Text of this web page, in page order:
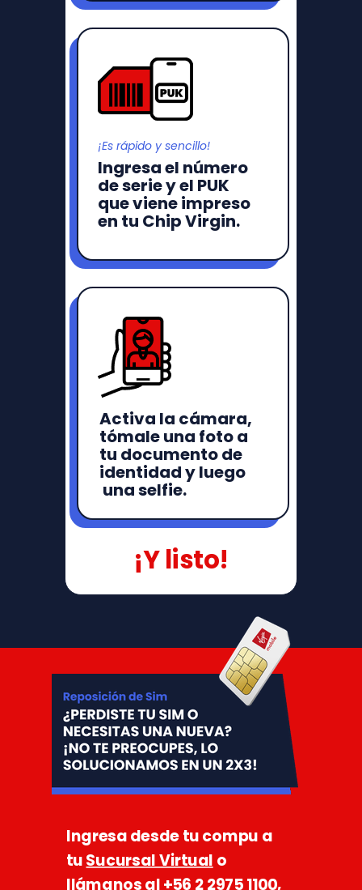
Ingresa desde tu compu a
tuSucursal Virtual o
llámanos al+56 2 2975 1100,
¡Y listo!
¡Es rápido y sencillo!
Ingresa el número
de serie y el PUK
que viene impreso
en tu Chip Virgin.
Activa la cámara,
tómale una foto a
tu documento de
identidad y luego
una selfie.